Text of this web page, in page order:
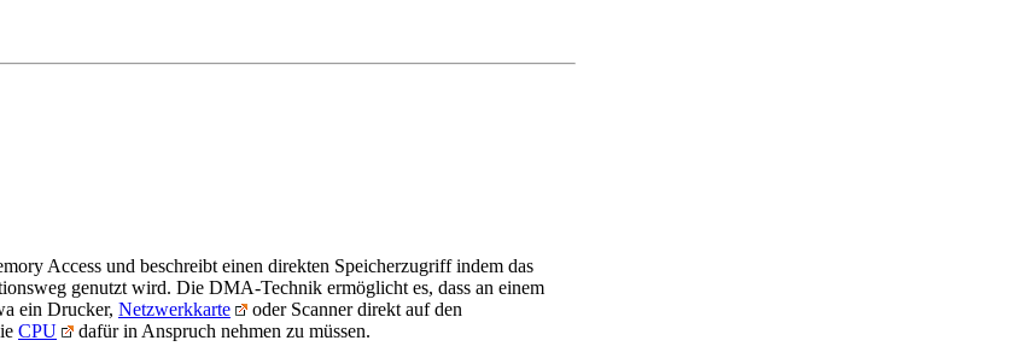
Access und beschreibt einen direkten Speicherzugriff indem das
genutzt wird. Die DMA-Technik ermöglicht es, dass an einem
ein Drucker, Netzwerkkarte
oder Scanner direkt auf den
CPU
dafür in Anspruch nehmen zu müssen.